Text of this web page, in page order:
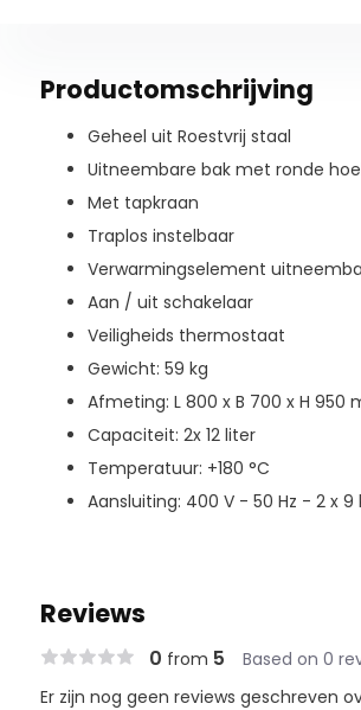
Productomschrijving
Geheel uit Roestvrij staal
Uitneembare bak met ronde
Met tapkraan
Traplos instelbaar
Verwarmingselement
Aan / uit schakelaar
Veiligheids thermostaat
Gewicht: 59 kg
Afmeting: L 800 x B 700 x H 950
Capaciteit: 2x 12 liter
Temperatuur: +180 °C
Aansluiting: 400 V - 50 Hz - 2 x 9
Reviews
0 from 5 Based on 0
Er zijn nog geen reviews geschreven